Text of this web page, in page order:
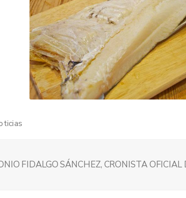
FIDALGO SÁNCHEZ, CRONISTA OFICIAL